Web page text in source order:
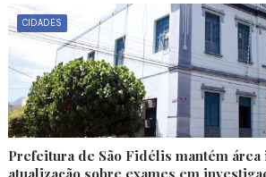
CIDADES
Prefeitura de São Fidélis mantém área